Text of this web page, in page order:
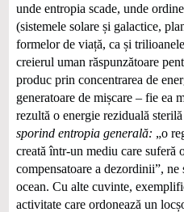
unde entropia scade, unde
(sistemele solare și galactice,
formelor de viață, ca și
creierul uman răspunzătoare
produc prin concentrarea de
generatoare de mișcare – fie ea
rezultă o energie reziduală
sporind entropia generală: „o
creată într‑un mediu care suferă
compensatoare a dezordinii”, ne
ocean. Cu alte cuvinte,
activitate care ordonează un